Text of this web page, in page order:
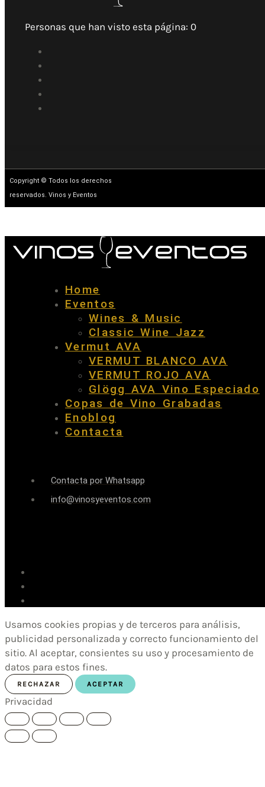
Personas que han visto esta página: 0
Copyright © Todos los derechos
reservados. Vinos y Eventos
Home
Eventos
Wines & Music
Classic Wine Jazz
Vermut AVA
VERMUT BLANCO AVA
VERMUT ROJO AVA
Glögg AVA Vino Especiado
Copas de Vino Grabadas
Enoblog
Contacta
Contacta por Whatsapp
info@vinosyeventos.com
Usamos cookies propias y de terceros para análisis,
publicidad personalizada y correcto funcionamiento del
sitio. Al aceptar, consientes su uso y procesamiento de
datos para estos fines.
RECHAZAR ACEPTAR
Privacidad